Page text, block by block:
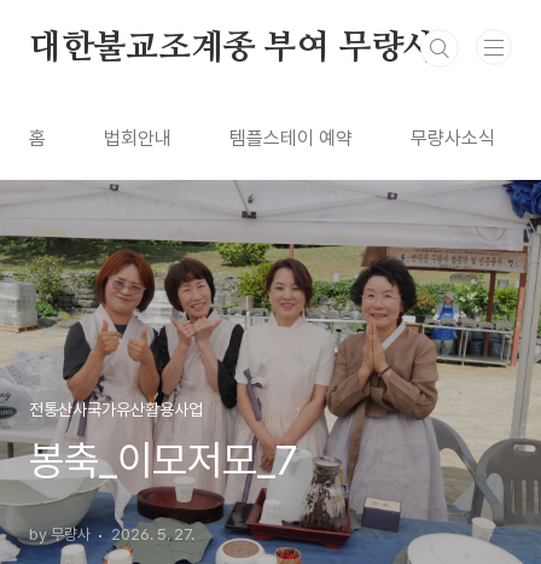
대한불교조계종 부여 무량사
홈 법회안내 템플스테이 예약 무량사소식
전통산사국가유산활용사업
봉축_이모저모_7
by 무량사 2026. 5. 27.